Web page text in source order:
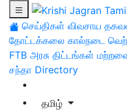
செய்திகள் விவசாய
தோட்டக்கலை கால்நடை
FTB அரசு திட்டங்கள்
சந்தா Directory
தமிழ்